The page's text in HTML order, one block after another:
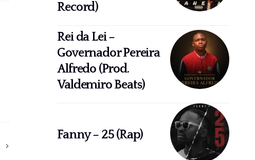
Record)
Rei da Lei –
Governador Pereira
Alfredo (Prod.
Valdemiro Beats)
Fanny – 25 (Rap)